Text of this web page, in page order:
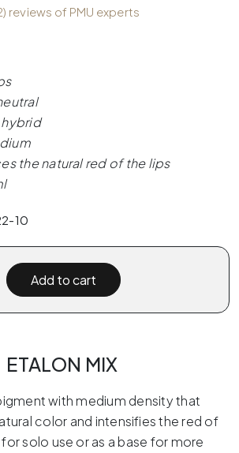
reviews of PMU experts
the natural red of the lips
10
Add to cart
ETALON MIX
with medium density that
color and intensifies the red of
solo use or as a base for more